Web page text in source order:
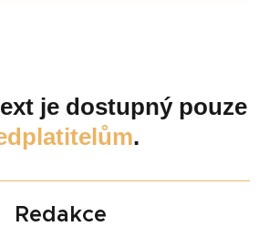
je dostupný pouze
.
Redakce